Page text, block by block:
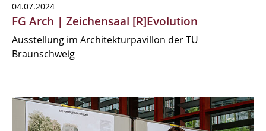
04.07.2024
FG Arch | Zeichensaal [R]Evolution
Ausstellung im Architekturpavillon der TU
Braunschweig